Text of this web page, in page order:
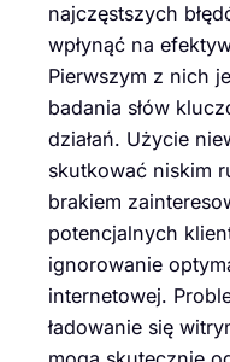
najczęstszych
wpłynąć na
Pierwszym z nich
badania słów
działań. Użycie
skutkować niskim
brakiem
potencjalnych
ignorowanie
internetowej.
ładowanie się